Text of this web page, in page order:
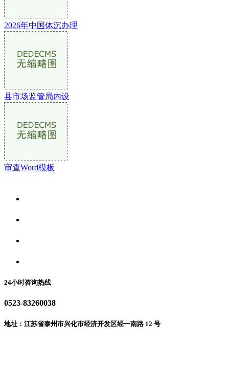
2026年中国体沉办理
县市场监管局内设
审查Word模板
24小时咨询热线
0523-83260038
地址：江苏省泰州市兴化市经济开发区经一南路 12 号